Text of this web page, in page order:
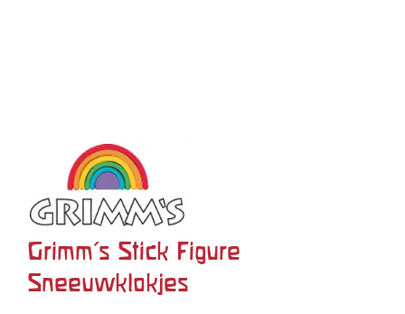
Grimm's Stick Figure
Sneeuwklokjes